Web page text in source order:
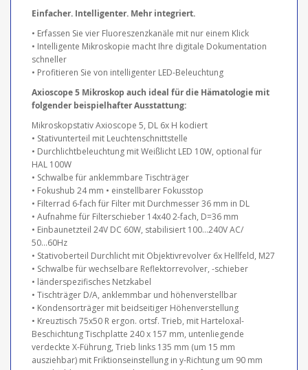
Einfacher. Intelligenter. Mehr integriert.
• Erfassen Sie vier Fluoreszenzkanäle mit nur einem Klick
• Intelligente Mikroskopie macht Ihre digitale Dokumentation
schneller
• Profitieren Sie von intelligenter LED-Beleuchtung
Axioscope 5 Mikroskop auch ideal für die Hämatologie mit
folgender beispielhafter Ausstattung:
Mikroskopstativ Axioscope 5, DL 6x H kodiert
• Stativunterteil mit Leuchtenschnittstelle
• Durchlichtbeleuchtung mit Weißlicht LED 10W, optional für
HAL 100W
• Schwalbe für anklemmbare Tischträger
• Fokushub 24 mm • einstellbarer Fokusstop
• Filterrad 6-fach für Filter mit Durchmesser 36 mm in DL
• Aufnahme für Filterschieber 14x40 2-fach, D=36 mm
• Einbaunetzteil 24V DC 60W, stabilisiert 100...240V AC/
50...60Hz
• Stativoberteil Durchlicht mit Objektivrevolver 6x Hellfeld, M27
• Schwalbe für wechselbare Reflektorrevolver, -schieber
• länderspezifisches Netzkabel
• Tischträger D/A, anklemmbar und höhenverstellbar
• Kondensorträger mit beidseitiger Höhenverstellung
• Kreuztisch 75x50 R ergon. ortsf. Trieb, mit Harteloxal-
Beschichtung Tischplatte 240 x 157 mm, untenliegende
verdeckte X-Führung, Trieb links 135 mm (um 15 mm
ausziehbar) mit Friktionseinstellung in y-Richtung um 90 mm